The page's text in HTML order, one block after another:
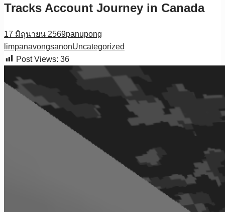
Tracks Account Journey in Canada
17 มิถุนายน 2569panupong
limpanavongsanonUncategorized
Post Views: 36